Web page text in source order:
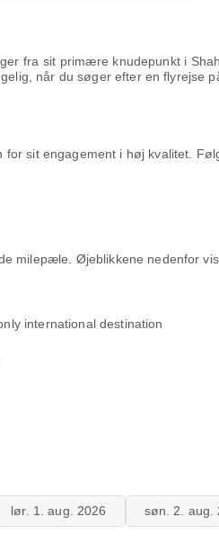
fra sit primære knudepunkt i
når du søger efter en flyrejse
sit engagement i høj kvalitet.
milepæle. Øjeblikkene nedenfor
international destination
lør. 1. aug. 2026 søn. 2. aug.